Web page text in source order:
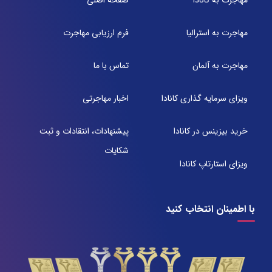
۶۰۷
071-91097097
شعبه 2
شیراز بلوار امیر کبیر روبروی خیابان باغ حوض ساختمان برج
تلفن:
مهاجرت به استرالیا
مهاجرت به آلمان
ویزای سرمایه گذاری کانادا
خرید بیزینس در کانادا
ویزای استارتاپ کانادا
فرم ارزیابی مهاجرت
تماس با ما
اخبار مهاجرتی
پیشنهادات، انتقادات و ثبت
شکایات
با اطمینان انتخاب کنید